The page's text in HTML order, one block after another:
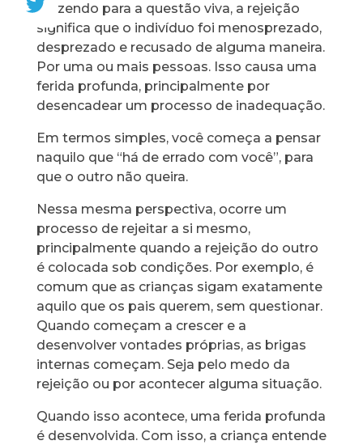
Trazendo para a questão viva, a rejeição
significa que o indivíduo foi menosprezado,
desprezado e recusado de alguma maneira.
Por uma ou mais pessoas. Isso causa uma
ferida profunda, principalmente por
desencadear um processo de inadequação.
Em termos simples, você começa a pensar
naquilo que “há de errado com você”, para
que o outro não queira.
Nessa mesma perspectiva, ocorre um
processo de rejeitar a si mesmo,
principalmente quando a rejeição do outro
é colocada sob condições. Por exemplo, é
comum que as crianças sigam exatamente
aquilo que os pais querem, sem questionar.
Quando começam a crescer e a
desenvolver vontades próprias, as brigas
internas começam. Seja pelo medo da
rejeição ou por acontecer alguma situação.
Quando isso acontece, uma ferida profunda
é desenvolvida. Com isso, a criança entende